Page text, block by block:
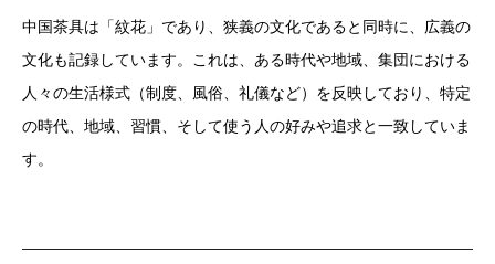
中国茶具は「紋花」であり、狭義の文化であると同時に、広義の
文化も記録しています。これは、ある時代や地域、集団における
人々の生活様式（制度、風俗、礼儀など）を反映しており、特定
の時代、地域、習慣、そして使う人の好みや追求と一致していま
す。